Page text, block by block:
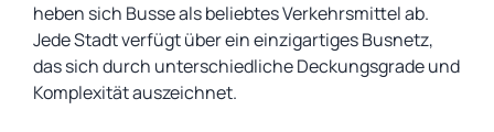
heben sich Busse als beliebtes Verkehrsmittel ab.
Jede Stadt verfügt über ein einzigartiges Busnetz,
das sich durch unterschiedliche Deckungsgrade und
Komplexität auszeichnet.